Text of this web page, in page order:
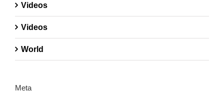
Videos
Videos
World
Meta